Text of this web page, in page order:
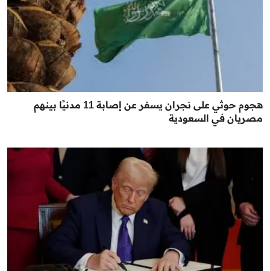
هجوم حوثي على نجران يسفر عن إصابة 11 مدنيًا بينهم
مصريان في السعودية